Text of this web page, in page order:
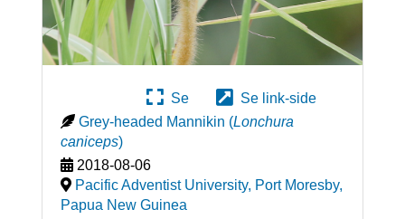
Se
Se link-side
Grey-headed Mannikin (Lonchura
caniceps)
2018-08-06
Pacific Adventist University, Port Moresby,
Papua New Guinea